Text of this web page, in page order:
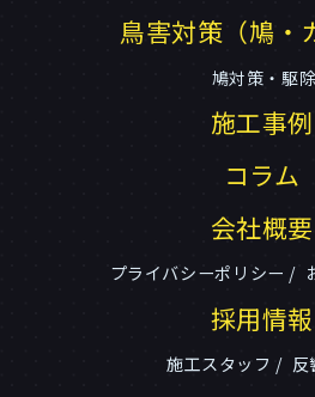
鳥害対策（鳩・
鳩対策・駆除
施工事例
コラム
会社概要
プライバシーポリシー
採用情報
施工スタッフ 反